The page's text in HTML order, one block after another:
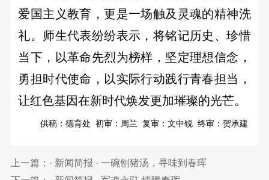
爱国主义教育，更是一场触及灵魂的精神洗
礼。师生代表纷纷表示，将铭记历史、珍惜
当下，以革命先烈为榜样，坚定理想信念，
勇担时代使命，以实际行动践行青春担当，
让红色基因在新时代焕发更加璀璨的光芒。
供稿：德育处 初审：周兰 复审：文中锐 终审：贺承建
上一篇：· 新闻简报 · 一碗刨猪汤，寻味到春珲